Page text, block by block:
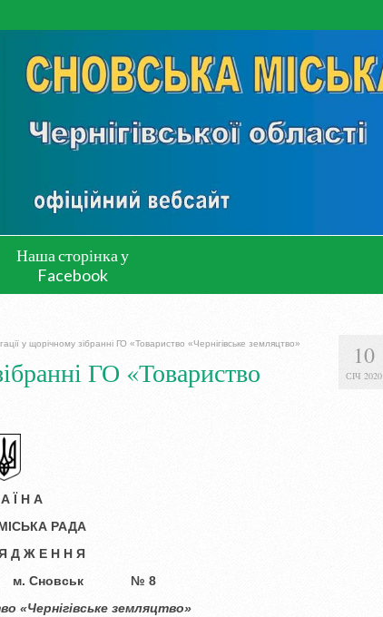
Наша сторінка у
Facebook
10
СІЧ 2020
у щорічному зібранні ГО «Товариство «Чернігівське земляцтво»
ГО «Товариство
Ї Н А
РАДА
Д Ж Е Н Н Я
м. Сновськ № 8
«Чернігівське земляцтво»